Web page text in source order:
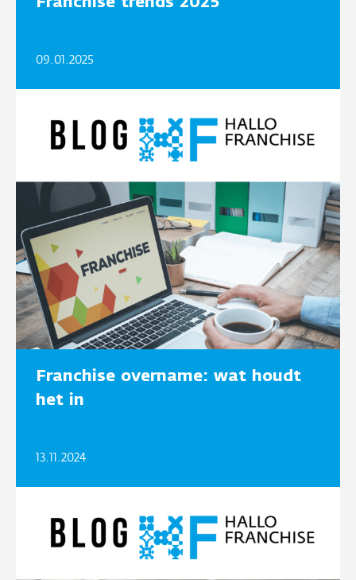
09.01.2025
Franchise overname: wat houdt
het in
13.11.2024